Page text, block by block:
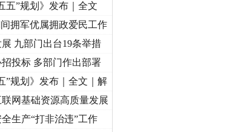
五”规划》发布｜全文
拥军优属拥政爱民工作
九部门出台19条举措
投标 多部门作出部署
”规划》发布｜全文｜解
网基础资源高质量发展
生产“打非治违”工作